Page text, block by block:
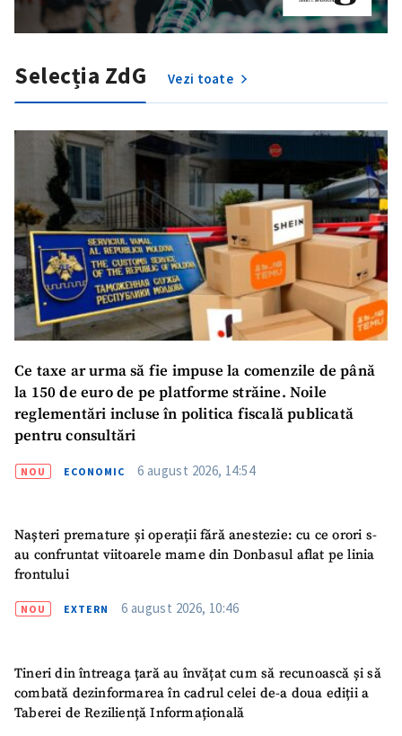
Trimite o informație
Despre ZdG
in English
на русском
Selecția ZdG Vezi toate
Ce taxe ar urma să fie impuse la comenzile de până
la 150 de euro de pe platforme străine. Noile
reglementări incluse în politica fiscală publicată
pentru consultări
NOU ECONOMIC 6 august 2026, 14:54
Nașteri premature și operații fără anestezie: cu ce orori s-
au confruntat viitoarele mame din Donbasul aflat pe linia
frontului
NOU EXTERN 6 august 2026, 10:46
Tineri din întreaga țară au învățat cum să recunoască și să
combată dezinformarea în cadrul celei de-a doua ediții a
Taberei de Reziliență Informațională